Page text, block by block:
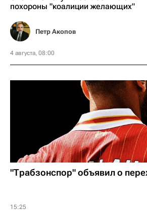
похороны "коалиции желающих"
Петр Акопов
4 августа, 08:00
"Трабзонспор" объявил о
15:25